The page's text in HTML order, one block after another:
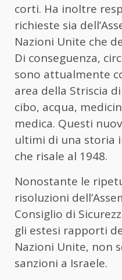
corti. Ha inoltre
richieste sia
Nazioni Unite che
Di conseguenza,
sono attualmente
area della Striscia di
cibo, acqua,
medica. Questi
ultimi di una storia
che risale al 1948.
Nonostante le
risoluzioni
Consiglio di
gli estesi rapporti
Nazioni Unite, non
sanzioni a Israele.